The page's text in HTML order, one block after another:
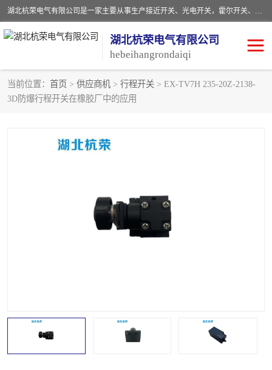
湖北杭荣电气有限公司是一家主要从事生产接近开关、光电开关，霍尔开关、两级跑偏开关、双向拉绳开关、速度监测器、皮带打滑开关、阻旋式料位开关、皮带纵向撕裂开关、溜槽堵塞开关、声光报警器、矿用磁性井筒开关等，主营行业：电气设备、仪器仪表制造, 高低压电器，成套电气设备，矿用防爆机电设备，皮带机综合保护系统，防爆电器，传感器，工矿配件，电器配件，自动化工业机器人的研发，制造，加工销售。
湖北杭荣电气有限公司
hebeihangrondaiqi
当前位置： 首页 > 供应商机 > 行程开关 > EX-TV7H 235-20Z-2138-
3D防爆行程开关在橡胶厂中的应用
阻旋料位开关
滑线指示灯
光电开关